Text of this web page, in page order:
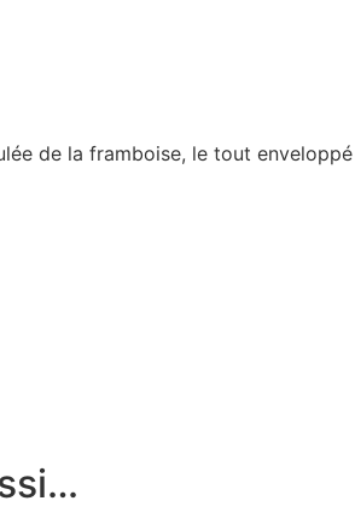
de la framboise, le tout enveloppé